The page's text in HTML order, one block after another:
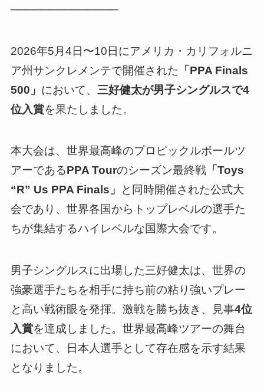
──────────────
2026年5月4日〜10日にアメリカ・カリフォルニ
ア州サンクレメンテで開催された 「PPA Finals
500」 において、 三好健太が男子シングルスで4
位入賞を果たしました。
本大会は、世界最高峰のプロピックルボールツ
アーであるPPA Tourのシーズン最終戦「Toys
“R” Us PPA Finals」
と同時開催された公式大
会であり、世界各国からトップレベルの選手た
ちが集結するハイレベルな国際大会です。
男子シングルスに出場した三好健太は、世界の
強豪選手たちを相手に持ち前の粘り強いプレー
と高い戦術眼を発揮。激戦を勝ち抜き、見事4位
入賞を達成しました。世界最高峰ツアーの舞台
において、日本人選手として存在感を示す結果
となりました。